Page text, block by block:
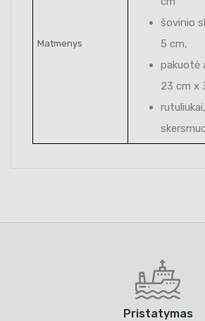
Matmenys
šovinio
5 cm,
pakuotė
23 cm x
Pristatymas